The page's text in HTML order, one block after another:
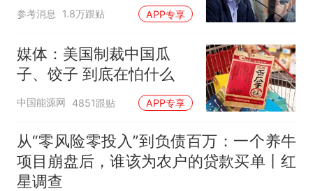
那个在床头放菜刀的女孩，
因老师一句“跟我回家”改写了
人生
难"
参考消息 1.8万跟贴 APP专享
媒体：美国制裁中国瓜
子、饺子 到底在怕什么
中国能源网 4851跟贴 APP专享
从“零风险零投入”到负债百万：一个养牛
项目崩盘后，谁该为农户的贷款买单丨红
星调查